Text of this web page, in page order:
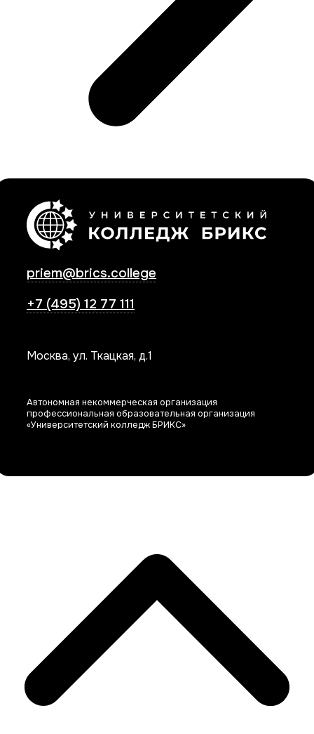
priem@brics.college
+7 (495) 12 77 111
Москва, ул. Ткацкая, д.1
Автономная некоммерческая организация
профессиональная образовательная организация
«Университетский колледж БРИКС»